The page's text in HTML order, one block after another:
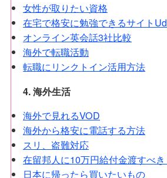
女性が取りたい資格
在宅で格安に勉強できるサイト
オンライン英会話3社比較
海外で転職活動
転職にリンクトイン活用方法
4. 海外生活
海外で見れるVOD
海外から格安に電話する方法
スリ、盗難対応
在留邦人に10万円給付金渡すべき
日本に帰ったら買いたいもの